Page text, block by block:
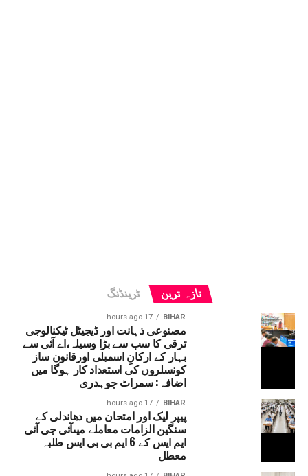
تازہ ترین ٹرینڈنگ
BIHAR
17 hours ago
مصنوعی ذہانت اور ڈیجیٹل ٹیکنالوجی
ترقی کا سب سے بڑا وسیلہ،اے آئی سے
بہار کے ارکانِ اسمبلی اورقانون ساز
کونسلروں کی استعداد کار ہوگا میں
اضافہ: سمراٹ چوہدری
BIHAR
17 hours ago
پیپر لیک اور امتحان میں دھاندلی کے
سنگین الزامات معاملے میںآئی جی آئی
ایم ایس کے 6 ایم بی بی ایس طلبہ
معطل